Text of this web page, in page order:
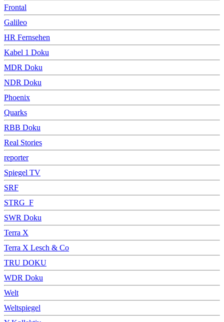
Frontal
Galileo
HR Fernsehen
Kabel 1 Doku
MDR Doku
NDR Doku
Phoenix
Quarks
RBB Doku
Real Stories
reporter
Spiegel TV
SRF
STRG_F
SWR Doku
Terra X
Terra X Lesch & Co
TRU DOKU
WDR Doku
Welt
Weltspiegel